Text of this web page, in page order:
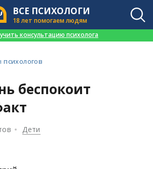
ВСЕ ПСИХОЛОГИ
18 лет помогаем людям
консультацию психолога
беспокоит
Дети